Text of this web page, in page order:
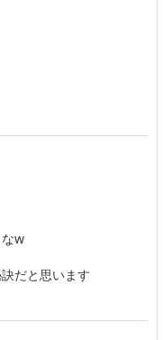
w
だと思います